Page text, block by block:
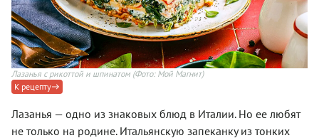
Лазанья с рикоттой и шпинатом (Фото: Мой Магнит)
К рецепту
Лазанья — одно из знаковых блюд в Италии. Но ее любят
не только на родине. Итальянскую запеканку из тонких